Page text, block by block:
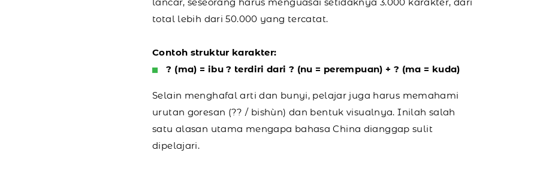
total lebih dari 50.000 yang tercatat.
Contoh struktur karakter:
? (ma) = ibu ? terdiri dari ? (nu = perempuan) + ? (ma = kuda)
Selain menghafal arti dan bunyi, pelajar juga harus memahami
urutan goresan (?? / bishùn) dan bentuk visualnya. Inilah salah
satu alasan utama mengapa bahasa China dianggap sulit
dipelajari.